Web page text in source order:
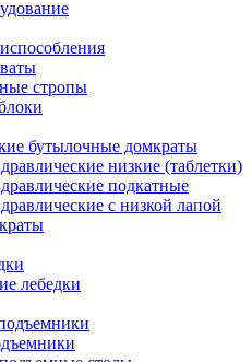
стропы
бутылочные домкраты
низкие (таблетки)
подкатные
с низкой лапой
лебедки